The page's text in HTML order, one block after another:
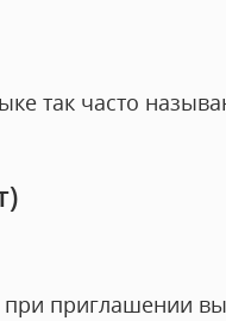
так часто
приглашении